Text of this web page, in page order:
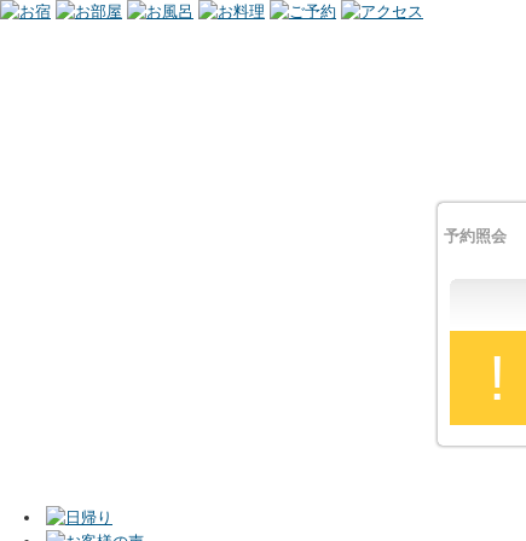
予約照会
!